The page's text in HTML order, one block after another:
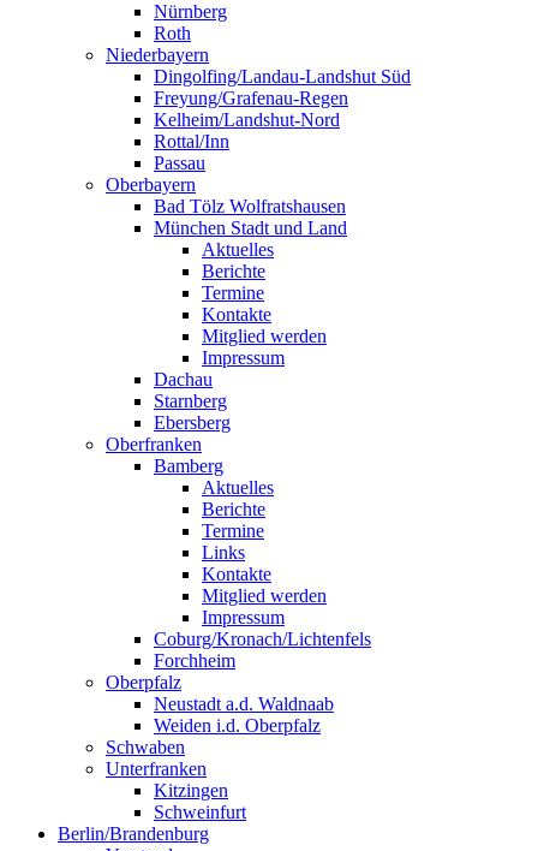
Nürnberg
Roth
Niederbayern
Dingolfing/Landau-Landshut Süd
Freyung/Grafenau-Regen
Kelheim/Landshut-Nord
Rottal/Inn
Passau
Oberbayern
Bad Tölz Wolfratshausen
München Stadt und Land
Aktuelles
Berichte
Termine
Kontakte
Mitglied werden
Impressum
Dachau
Starnberg
Ebersberg
Oberfranken
Bamberg
Aktuelles
Berichte
Termine
Links
Kontakte
Mitglied werden
Impressum
Coburg/Kronach/Lichtenfels
Forchheim
Oberpfalz
Neustadt a.d. Waldnaab
Weiden i.d. Oberpfalz
Schwaben
Unterfranken
Kitzingen
Schweinfurt
Berlin/Brandenburg